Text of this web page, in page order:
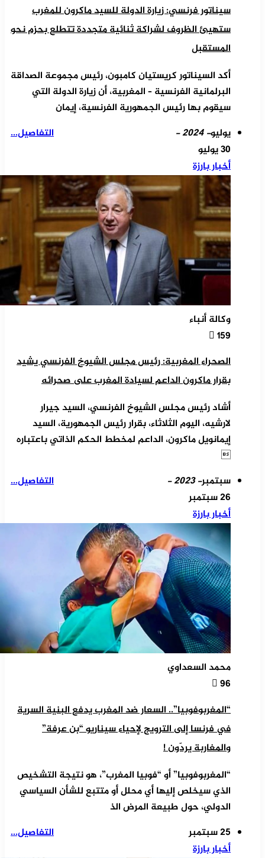
سيناتور فرنسي: زيارة الدولة للسيد ماكرون للمغرب
ستهيئ الظروف لشراكة ثنائية متجددة تتطلع بحزم نحو
المستقبل
أكد السيناتور كريستيان كامبون، رئيس مجموعة الصداقة
البرلمانية الفرنسية – المغربية، أن زيارة الدولة التي
سيقوم بها رئيس الجمهورية الفرنسية، إيمان
التفاصيل...
يوليو- 2024 -
30 يوليو
أخبار بارزة
وكالة أنباء
159
الصحراء المغربية: رئيس مجلس الشيوخ الفرنسي يشيد
بقرار ماكرون الداعم لسيادة المغرب على صحرائه
أشاد رئيس مجلس الشيوخ الفرنسي، السيد جيرار
لارشيه، اليوم الثلاثاء، بقرار رئيس الجمهورية، السيد
إيمانويل ماكرون، الداعم لمخطط الحكم الذاتي باعتباره

التفاصيل...
سبتمبر- 2023 -
26 سبتمبر
أخبار بارزة
محمد السعداوي
96
“المغربوفوبيا”.. السعار ضد المغرب يدفع البنية السرية
في فرنسا إلى الترويج لإحياء سيناريو “بن عرفة”
والمغاربة يردّون !
“المغربوفوبيا” أو “فوبيا المغرب”، هو نتيجة التشخيص
الذي سيخلص إليها أي محلل أو متتبع للشأن السياسي
الدولي، حول طبيعة المرض الذ
التفاصيل...
25 سبتمبر
أخبار بارزة